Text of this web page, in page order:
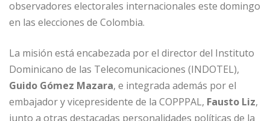
A
p
ra b
o
k
ar
r
observadores electorales internacionales este domingo
en las elecciones de Colombia.
La misión está encabezada por el director del Instituto
Dominicano de las Telecomunicaciones (INDOTEL),
Guido Gómez Mazara, e integrada además por el
embajador y vicepresidente de la COPPPAL, Fausto Liz,
junto a otras destacadas personalidades políticas de la